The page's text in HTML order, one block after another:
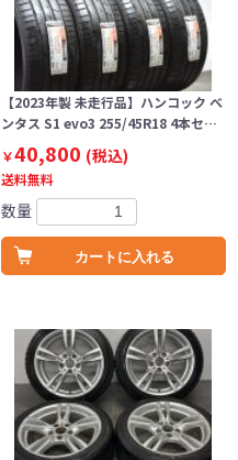
【2023年製 未走行品】ハンコック ベ
ンタス S1 evo3 255/45R18 4本セ…
￥40,800 (税込)
送料無料
数量
カートに入れる